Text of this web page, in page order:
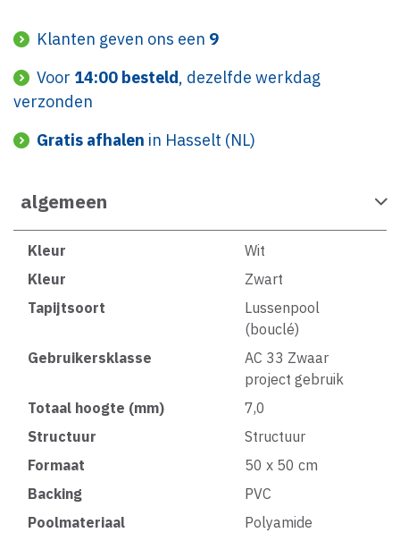
Klanten geven ons een 9
Voor 14:00 besteld, dezelfde werkdag
verzonden
Gratis afhalen in Hasselt (NL)
algemeen
Kleur
Wit
Kleur
Zwart
Tapijtsoort
Lussenpool
(bouclé)
Gebruikersklasse
AC 33 Zwaar
project gebruik
Totaal hoogte (mm)
7,0
Structuur
Structuur
Formaat
50 x 50 cm
Backing
PVC
Poolmateriaal
Polyamide